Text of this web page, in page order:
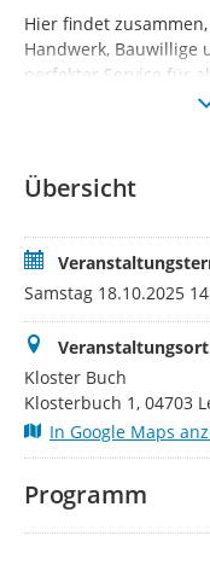
Hier findet
Handwerk, Bauwillige
perfekter Service für
oder es werden
An einem
Nach dem
kontaktiertund
Mehr Informationen
www.nestbau-
Übersicht
Samstag 18.10.2025
Veranstaltungsort
Kloster Buch
Klosterbuch 1, 04703
In Google Maps
Programm